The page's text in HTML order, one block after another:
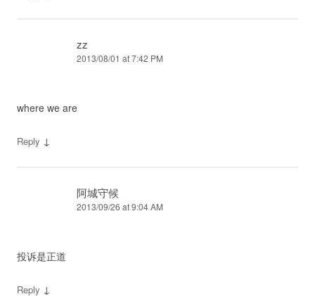
zz
2013/08/01 at 7:42 PM
where we are
Reply ↓
阿城守候
2013/09/26 at 9:04 AM
投诉是正道
Reply ↓